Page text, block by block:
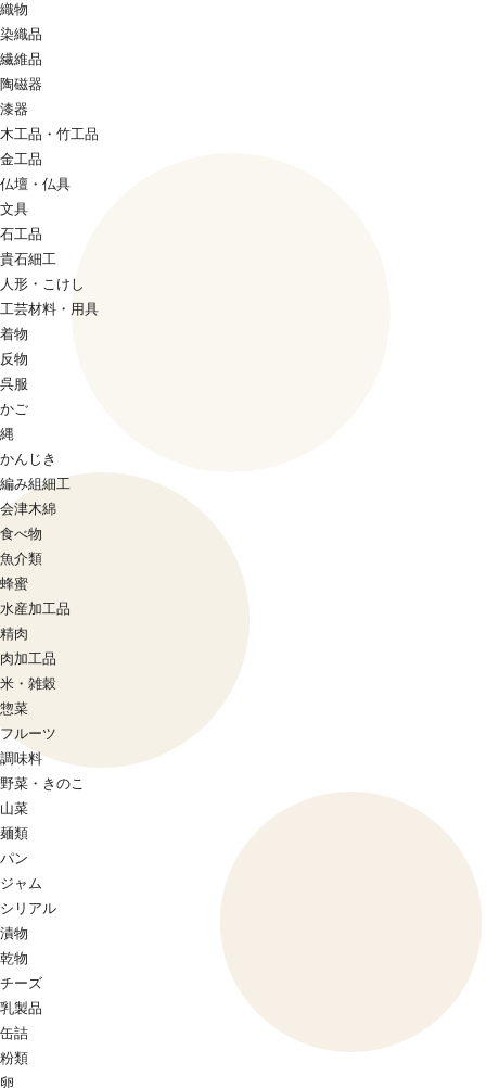
織物
染織品
繊維品
陶磁器
漆器
木工品・竹工品
金工品
仏壇・仏具
文具
石工品
貴石細工
人形・こけし
工芸材料・用具
着物
反物
呉服
かご
縄
かんじき
編み組細工
会津木綿
食べ物
魚介類
蜂蜜
水産加工品
精肉
肉加工品
米・雑穀
惣菜
フルーツ
調味料
野菜・きのこ
山菜
麺類
パン
ジャム
シリアル
漬物
乾物
チーズ
乳製品
缶詰
粉類
卵